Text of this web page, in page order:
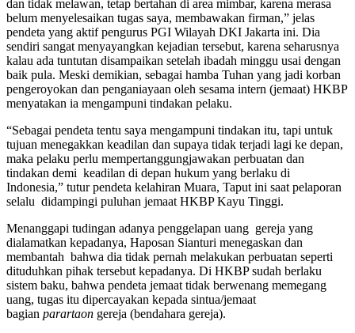
dan tidak melawan, tetap bertahan di area mimbar, karena merasa
belum menyelesaikan tugas saya, membawakan firman,” jelas
pendeta yang aktif pengurus PGI Wilayah DKI Jakarta ini. Dia
sendiri sangat menyayangkan kejadian tersebut, karena seharusnya
kalau ada tuntutan disampaikan setelah ibadah minggu usai dengan
baik pula. Meski demikian, sebagai hamba Tuhan yang jadi korban
pengeroyokan dan penganiayaan oleh sesama intern (jemaat) HKBP
menyatakan ia mengampuni tindakan pelaku.
“Sebagai pendeta tentu saya mengampuni tindakan itu, tapi untuk
tujuan menegakkan keadilan dan supaya tidak terjadi lagi ke depan,
maka pelaku perlu mempertanggungjawakan perbuatan dan
tindakan demi keadilan di depan hukum yang berlaku di
Indonesia,” tutur pendeta kelahiran Muara, Taput ini saat pelaporan
selalu didampingi puluhan jemaat HKBP Kayu Tinggi.
Menanggapi tudingan adanya penggelapan uang gereja yang
dialamatkan kepadanya, Haposan Sianturi menegaskan dan
membantah bahwa dia tidak pernah melakukan perbuatan seperti
dituduhkan pihak tersebut kepadanya. Di HKBP sudah berlaku
sistem baku, bahwa pendeta jemaat tidak berwenang memegang
uang, tugas itu dipercayakan kepada sintua/jemaat
bagian parartaon gereja (bendahara gereja).